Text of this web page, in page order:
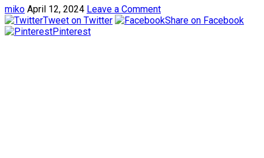
miko April 12, 2024 Leave a Comment
Tweet on Twitter
Share on Facebook
Pinterest